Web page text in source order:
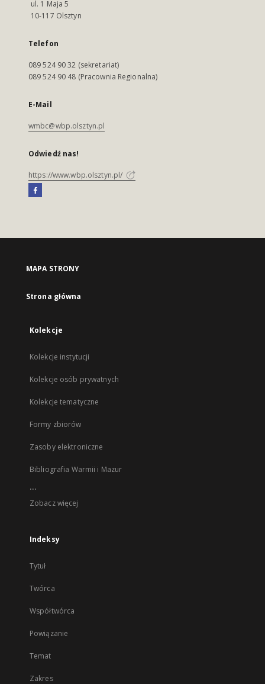
ul. 1 Maja 5
10-117 Olsztyn
Telefon
089 524 90 32 (sekretariat)
089 524 90 48 (Pracownia Regionalna)
E-Mail
wmbc@wbp.olsztyn.pl
Odwiedź nas!
https://www.wbp.olsztyn.pl/
MAPA STRONY
Strona główna
Kolekcje
Kolekcje instytucji
Kolekcje osób prywatnych
Kolekcje tematyczne
Formy zbiorów
Zasoby elektroniczne
Bibliografia Warmii i Mazur
...
Zobacz więcej
Indeksy
Tytuł
Twórca
Współtwórca
Powiązanie
Temat
Zakres